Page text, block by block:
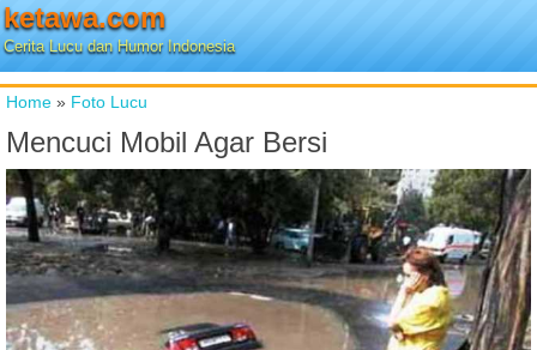
ketawa.com
Cerita Lucu dan Humor Indonesia
Home » Foto Lucu
Mencuci Mobil Agar Bersi